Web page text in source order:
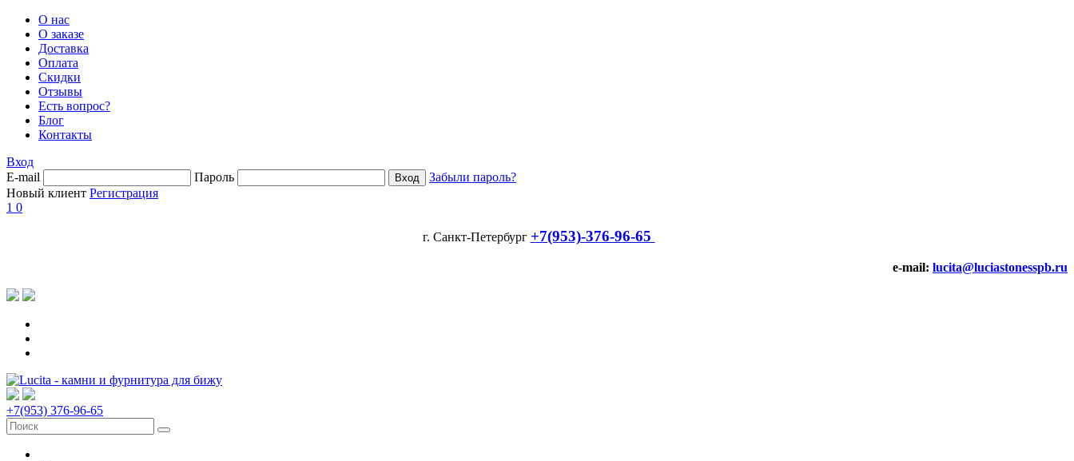
О нас
О заказе
Доставка
Оплата
Скидки
Отзывы
Есть вопрос?
Блог
Контакты
Вход
E-mail
Пароль
Забыли пароль?
Новый клиент Регистрация
1 0
г. Санкт-Петербург +7(953)-376-96-65
e-mail: lucita@luciastonesspb.ru
+7(953) 376-96-65